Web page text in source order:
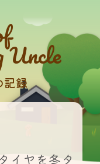
Uncle
記録
イヤを冬タ